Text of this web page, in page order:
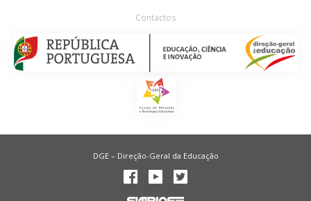
Contactos
DGE – Direção-Geral da Educação